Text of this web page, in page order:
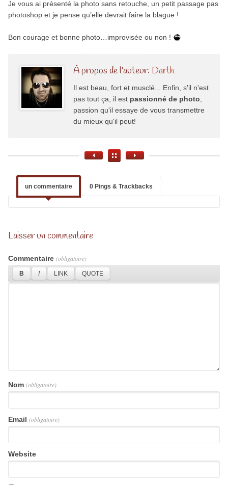
Je vous ai présenté la photo sans retouche, un petit passage pas
photoshop et je pense qu’elle devrait faire la blague !
Bon courage et bonne photo…improvisée ou non !
À propos de l'auteur: Darth
Il est beau, fort et musclé... Enfin, s'il n'est
pas tout ça, il est passionné de photo,
passion qu'il essaye de vous transmettre
du mieux qu'il peut!
un commentaire 0 Pings & Trackbacks
Laisser un commentaire
Commentaire (obligatoire)
Nom (obligatoire)
Email (obligatoire)
Website